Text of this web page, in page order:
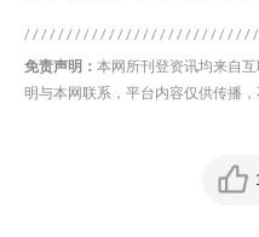
免责声明： 本网所刊登资讯均来自
明与本网联系，平台内容仅供传播